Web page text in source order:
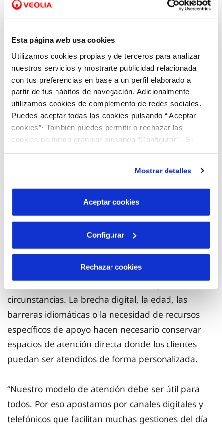
Esta página web usa cookies
Utilizamos cookies propias y de terceros para analizar
nuestros servicios y mostrarte publicidad relacionada
con tus preferencias en base a un perfil elaborado a
partir de tus hábitos de navegación. Adicionalmente
utilizamos cookies de complemento de redes sociales.
Puedes aceptar todas las cookies pulsando “ Aceptar
cookies”· También puedes permitir o rechazar las
cookies de forma granular pulsando “Configurar”. Si
son indispensables para que el sitio web funcione y que
por tanto no se pueden desactivar. Puedes consultar
más información en nuestraPolítica de Cookies
Mostrar detalles
Aceptar cookies
Configurar
Rechazar cookies
Veolia trabaja con la convicción de que una
atención al cliente de calidad debe ser multicanal.
Por eso, la compañía impulsa los canales no
presenciales como una vía cómoda, rápida y eficaz
para realizar numerosas gestiones sin necesidad
de desplazamientos. La web, la atención
telefónica, WhatsApp y otros recursos digitales
permiten a los usuarios acceder al servicio de una
manera más flexible, adaptada a sus hábitos y a
su disponibilidad.
Conservar espacios de
atención directa
Al mismo tiempo, Veolia considera imprescindible
mantener y reforzar la atención presencial como
garantía de accesibilidad universal. No todas las
personas se relacionan con la tecnología del
mismo modo ni tienen las mismas capacidades o
circunstancias. La brecha digital, la edad, las
barreras idiomáticas o la necesidad de recursos
específicos de apoyo hacen necesario conservar
espacios de atención directa donde los clientes
puedan ser atendidos de forma personalizada.
“Nuestro modelo de atención debe ser útil para
todos. Por eso apostamos por canales digitales y
telefónicos que facilitan muchas gestiones del día